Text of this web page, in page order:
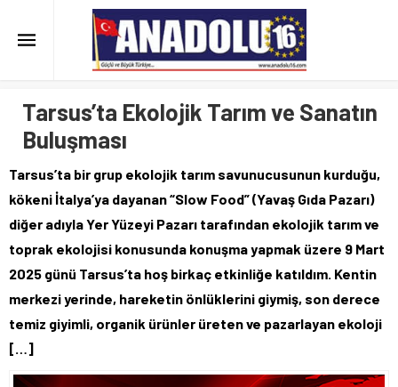
Tarsus’ta Ekolojik Tarım ve Sanatın
Buluşması
Tarsus’ta bir grup ekolojik tarım savunucusunun kurduğu,
kökeni İtalya’ya dayanan “Slow Food” (Yavaş Gıda Pazarı)
diğer adıyla Yer Yüzeyi Pazarı tarafından ekolojik tarım ve
toprak ekolojisi konusunda konuşma yapmak üzere 9 Mart
2025 günü Tarsus’ta hoş birkaç etkinliğe katıldım. Kentin
merkezi yerinde, hareketin önlüklerini giymiş, son derece
temiz giyimli, organik ürünler üreten ve pazarlayan ekoloji
[…]